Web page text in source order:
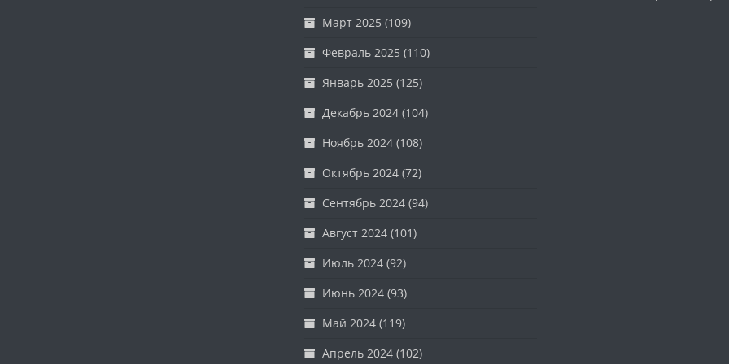
Март 2025 (109)
Февраль 2025 (110)
Январь 2025 (125)
Декабрь 2024(104)
Ноябрь 2024(108)
Октябрь 2024(72)
Сентябрь 2024(94)
Август 2024(101)
Июль 2024(92)
Июнь 2024(93)
Май 2024(119)
Апрель 2024(102)